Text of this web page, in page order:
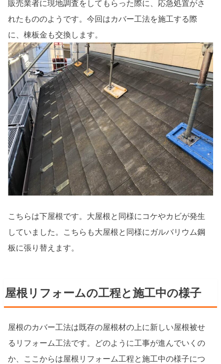
販売業者に現地調査をしてもらった際に、応急処置がさ
れたもののようです。今回はカバー工法を施工する際
に、棟板金も交換します。
こちらは下屋根です。大屋根と同様にコケやカビが発生
していました。こちらも大屋根と同様にガルバリウム鋼
板に張り替えます。
屋根リフォームの工程と施工中の様子
屋根のカバー工法は既存の屋根材の上に新しい屋根被せ
るリフォーム工法です。どのように工事が進んでいくの
か、ここからは屋根リフォーム工程と施工中の様子につ